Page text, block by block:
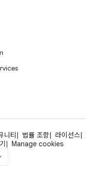
니티 법률 조항 라이선스
Manage cookies